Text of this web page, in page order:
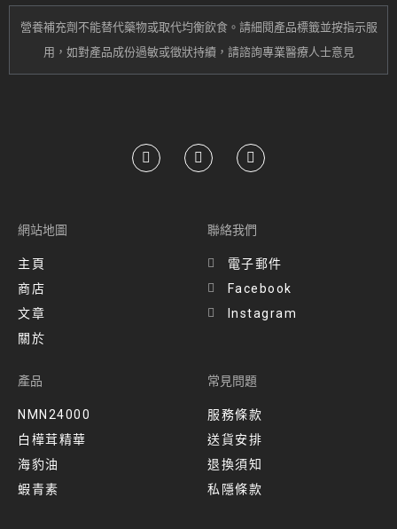
營養補充劑不能替代藥物或取代均衡飲食。 請細閱產品標籤並按指示服
用， 如對產品成份過敏或徵狀持續，請諮詢專業醫療人士意見
網站地圖
主頁
商店
文章
關於
聯絡我們
電子郵件
Facebook
Instagram
產品
NMN24000
白樺茸精華
海豹油
蝦青素
常見問題
服務條款
送貨安排​
退換須知
私隱條款​